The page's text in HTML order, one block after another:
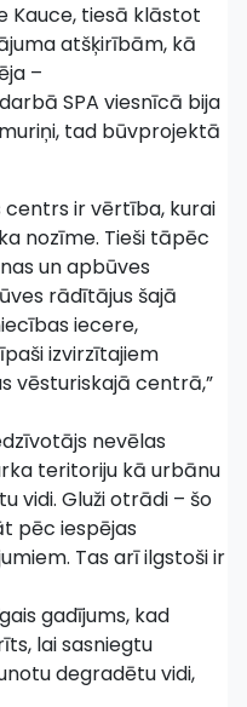
Kauce, tiesā klāstot
atšķirībām, kā
–
SPA viesnīcā bija
tad būvprojektā
centrs ir vērtība, kurai
nozīme. Tieši tāpēc
un apbūves
rādītājus šajā
iecere,
izvirzītajiem
vēsturiskajā centrā,”
nevēlas
teritoriju kā urbānu
vidi. Gluži otrādi – šo
pēc iespējas
Tas arī ilgstoši ir
gadījums, kad
lai sasniegtu
degradētu vidi,